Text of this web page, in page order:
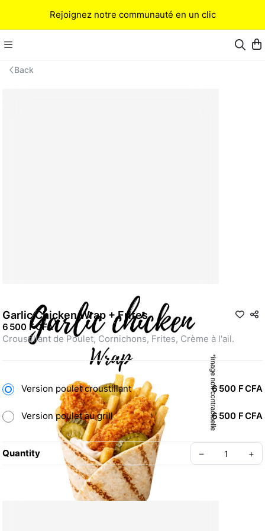
Rejoignez notre communauté en un clic
Back
Garlic Chicken Wrap + Frites
6 500 F CFA
Croustillant de Poulet, Cornichons, Frites, Crème à l'ail.
Version poulet croustillant 6 500 F CFA
Version poulet au grill 6 500 F CFA
Quantity – +